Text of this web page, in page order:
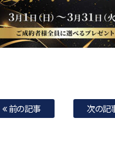
前の記事 次の記